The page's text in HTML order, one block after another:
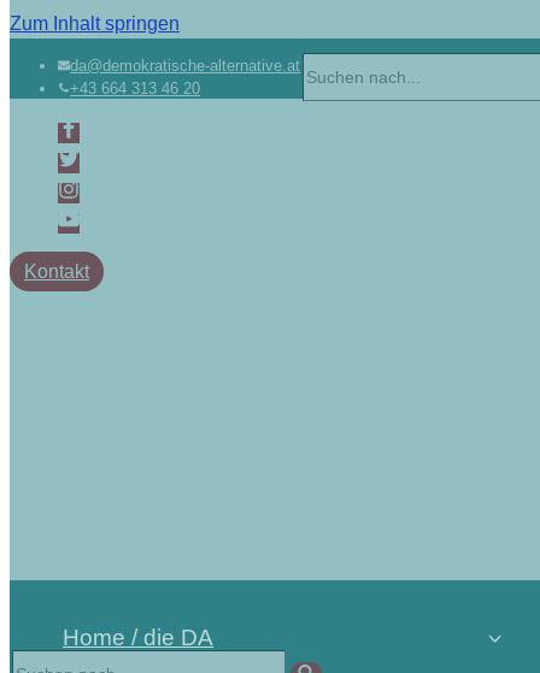
Zum Inhalt springen
da@demokratische-alternative.at
+43 664 313 46 20
nach …
Kontakt
Home / die DA